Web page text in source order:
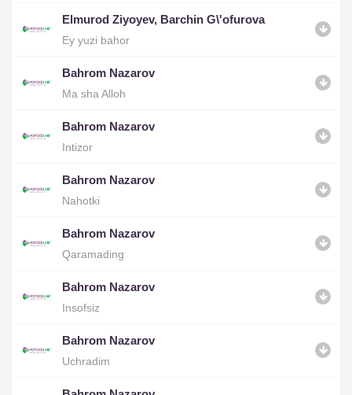
Elmurod Ziyoyev, Barchin G\'ofurova
Ey yuzi bahor
Bahrom Nazarov
Ma sha Alloh
Bahrom Nazarov
Intizor
Bahrom Nazarov
Nahotki
Bahrom Nazarov
Qaramading
Bahrom Nazarov
Insofsiz
Bahrom Nazarov
Uchradim